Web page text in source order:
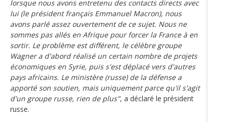
lorsque nous avons entretenu des contacts directs avec
lui (le président français Emmanuel Macron), nous
avons parlé assez ouvertement de ce sujet. Nous ne
sommes pas allés en Afrique pour forcer la France à en
sortir. Le problème est différent, le célèbre groupe
Wagner a d'abord réalisé un certain nombre de projets
économiques en Syrie, puis s'est déplacé vers d'autres
pays africains. Le ministère (russe) de la défense a
apporté son soutien, mais uniquement parce qu'il s'agit
d'un groupe russe, rien de plus", a déclaré le président
russe.